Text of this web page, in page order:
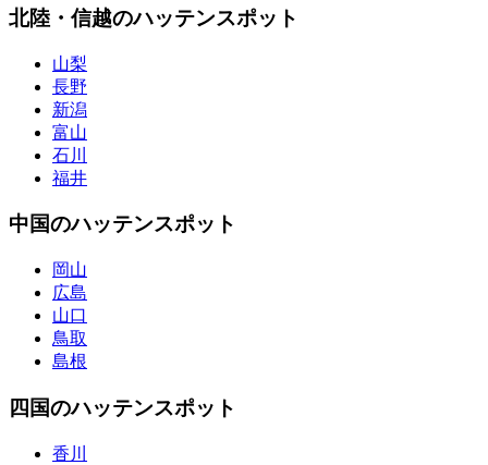
北陸・信越のハッテンスポット
山梨
長野
新潟
富山
石川
福井
中国のハッテンスポット
岡山
広島
山口
鳥取
島根
四国のハッテンスポット
香川